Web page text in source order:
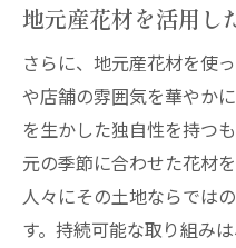
地元産花材を活用し
さらに、地元産花材を使
や店舗の雰囲気を華やか
を生かした独自性を持つ
元の季節に合わせた花材
人々にその土地ならでは
す。持続可能な取り組み